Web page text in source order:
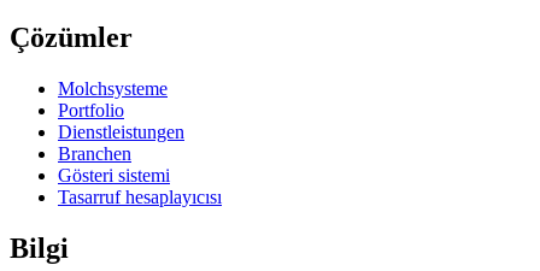
Çözümler
Molchsysteme
Portfolio
Dienstleistungen
Branchen
Gösteri sistemi
Tasarruf hesaplayıcısı
Bilgi